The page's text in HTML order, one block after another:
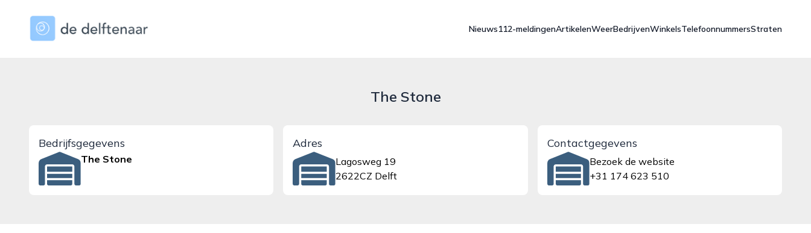
dedelftenaar.nl
Nieuws112-meldingenArtikelenWeerBedrijvenWinkelsTelefoonnummersStraten
The Stone
Bedrijfsgegevens
The Stone
Adres
Lagosweg 19
2622CZ Delft
Contactgegevens
Bezoek de website
+31 174 623 510